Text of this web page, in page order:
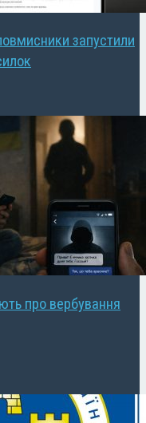
запустили
про вербування